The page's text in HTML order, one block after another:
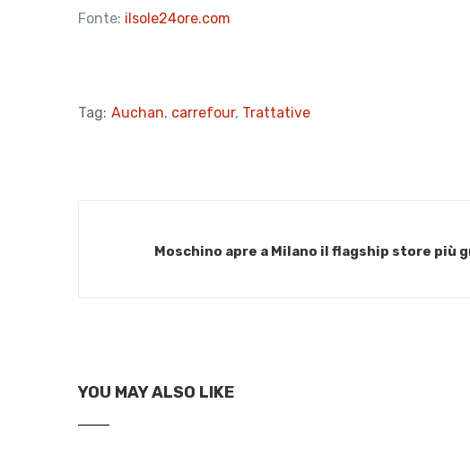
Fonte: ilsole24ore.com
Tag: Auchan, carrefour, Trattative
Moschino apre a Milano il flagship store più
YOU MAY ALSO LIKE